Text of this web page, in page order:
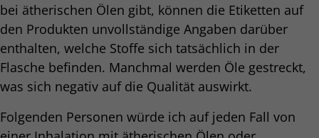
bei ätherischen Ölen gibt, können die Etiketten auf
den Produkten unvollständige Angaben darüber
enthalten, welche Stoffe sich tatsächlich in der
Flasche befinden. Manchmal werden Öle gestreckt,
was sich negativ auf die Qualität auswirkt.
Folgenden Personen würde ich auf jeden Fall von